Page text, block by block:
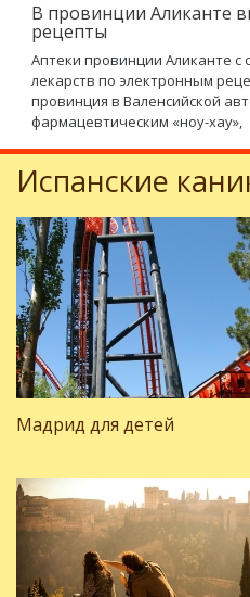
В провинции Аликанте
рецепты
Аптеки провинции Аликанте с
лекарств по электронным
провинция в Валенсийской
фармацевтическим «ноу-хау»,
Испанские
Мадрид для детей